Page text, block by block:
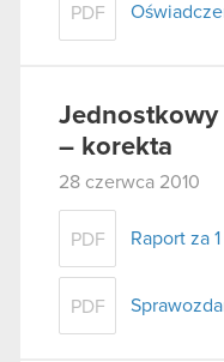
PDF
Jednostkowy
– korekta
28 czerwca 2010
PDF Raport za
PDF